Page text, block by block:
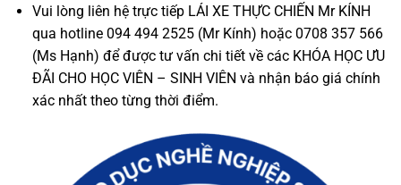
Vui lòng liên hệ trực tiếp LÁI XE THỰC CHIẾN Mr KÍNH
qua hotline 094 494 2525 (Mr Kính) hoặc 0708 357 566
(Ms Hạnh) để được tư vấn chi tiết về các KHÓA HỌC ƯU
ĐÃI CHO HỌC VIÊN – SINH VIÊN và nhận báo giá chính
xác nhất theo từng thời điểm.